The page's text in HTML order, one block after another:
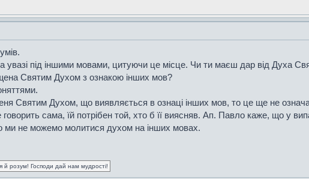
під іншими мовами, цитуючи це місце. Чи ти маєш дар від Духа
Святим Духом з ознакою інших мов?
Святим Духом, що виявляється в ознаці інших мов, то це ще не
сама, їй потрібен той, хто б її виясняв. Ап. Павло каже, що у
ми не можемо молитися духом на інших мовах.
й розум! Господи дай нам мудрості!